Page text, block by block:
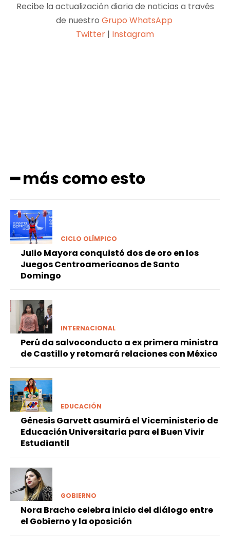
Recibe la actualización diaria de noticias a través
de nuestro Grupo WhatsApp
Twitter | Instagram
━ más como esto
CICLO OLÍMPICO
Julio Mayora conquistó dos de oro en los
Juegos Centroamericanos de Santo
Domingo
INTERNACIONAL
Perú da salvoconducto a ex primera ministra
de Castillo y retomará relaciones con México
EDUCACIÓN
Génesis Garvett asumirá el Viceministerio de
Educación Universitaria para el Buen Vivir
Estudiantil
GOBIERNO
Nora Bracho celebra inicio del diálogo entre
el Gobierno y la oposición